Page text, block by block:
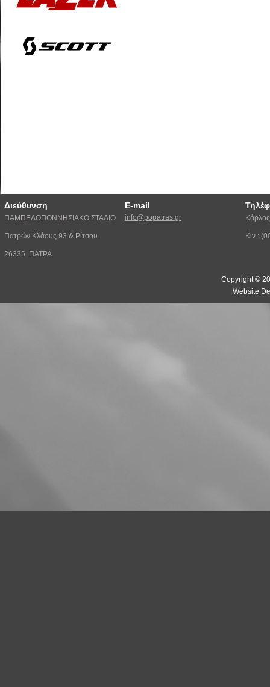
Διεύθυνση E-mail
ΠΑΜΠΕΛΟΠΟΝΝΗΣΙΑΚΟ ΣΤΑΔΙΟ
Πατρών Κλάους 93 & Ρίτσου
26335 ΠΑΤΡΑ
info@popatras.gr
Κιν.:
Copyright ©
Website